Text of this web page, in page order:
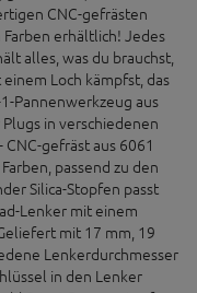
CNC-gefrästen
erhältlich! Jedes
alles, was du brauchst,
Loch kämpfst, das
Pannenwerkzeug aus
in verschiedenen
gefräst aus 6061
passend zu den
Silica-Stopfen passt
Lenker mit einem
mit 17 mm, 19
Lenkerdurchmesser
in den Lenker